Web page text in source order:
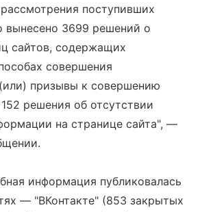
поступивших
вынесено 3699 решений о
сайтов, содержащих
совершения
призывы к совершению
решения об отсутствии
на странице сайта", —
информация публиковалась
— "ВКонтакте" (853 закрытых